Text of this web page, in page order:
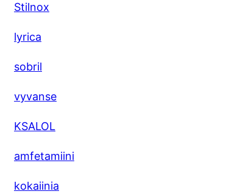
Stilnox
lyrica
sobril
vyvanse
KSALOL
amfetamiini
kokaiinia